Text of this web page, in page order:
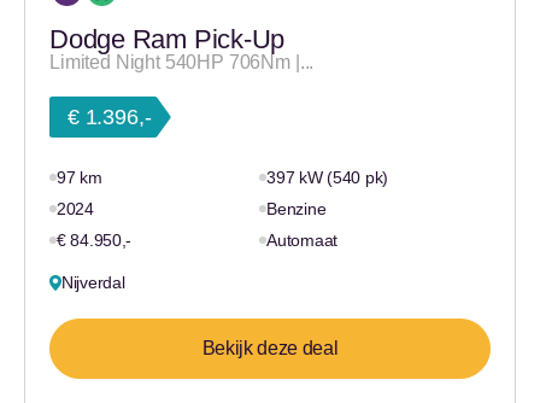
Dodge Ram Pick-Up
Limited Night 540HP 706Nm |...
€ 1.396,-
97 km
397 kW (540 pk)
2024
Benzine
€ 84.950,-
Automaat
Nijverdal
Bekijk deze deal